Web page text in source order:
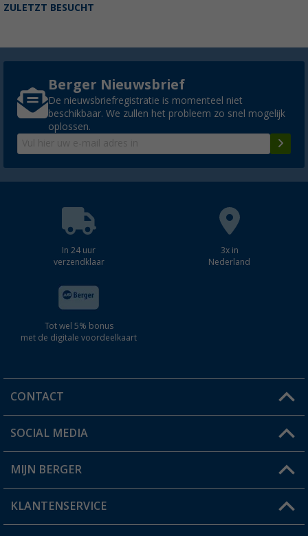
ZULETZT BESUCHT
Berger Nieuwsbrief
De nieuwsbriefregistratie is momenteel niet
beschikbaar. We zullen het probleem zo snel mogelijk
oplossen.
In 24 uur
verzendklaar
3x in
Nederland
Tot wel 5% bonus
met de digitale voordeelkaart
CONTACT
Een vraag?
Winkel vinden
SOCIAL MEDIA
MIJN BERGER
Mijn account
KLANTENSERVICE